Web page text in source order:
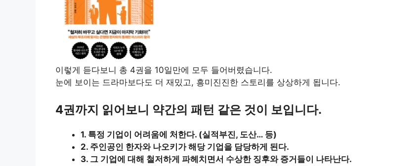
이렇게 듣다보니 총 4권을 10일만에 모두 들어버렸습니다.
눈에 보이는 드라마보다도 더 재밌고, 흥미진진한 스토리를 상상하게 됩니다.
4권까지 읽어보니 약간의 패턴 같은 것이 보입니다.
1. 특정 기업이 어려움에 처한다. (실적부진, 도산… 등)
2. 주인공인 한자와 나오키가 해당 기업을 담당하게 된다.
3. 그 기업에 대해 철저하게 파헤치면서 수상한 징후와 증거들이 나타난다.